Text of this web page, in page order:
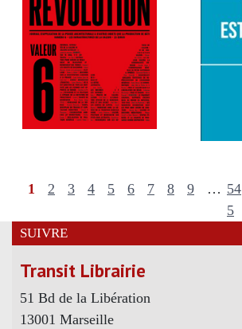
1 2 3 4 5 6 7 8 9 … 54
5
SUIVRE
Transit Librairie
51 Bd de la Libération
13001 Marseille